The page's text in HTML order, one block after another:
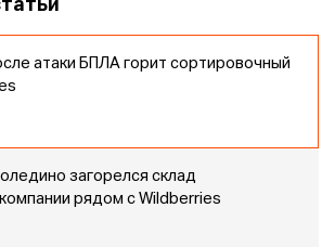
атаки БПЛА горит сортировочный
загорелся склад
рядом с Wildberries